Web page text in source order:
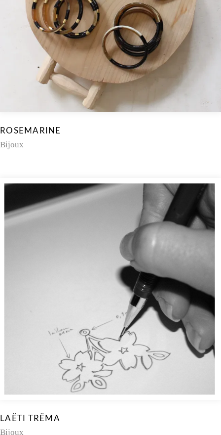
ROSEMARINE
Bijoux
LAËTI TRËMA
Bijoux